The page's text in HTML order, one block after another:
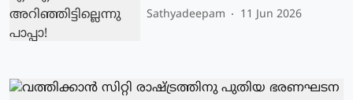
Sathyadeepam 11 Jun 2026